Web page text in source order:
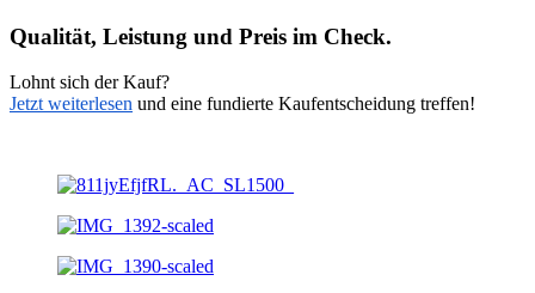
Qualität, Leistung und Preis im Check.
Lohnt sich der Kauf?
Jetzt weiterlesen und eine fundierte Kaufentscheidung treffen!